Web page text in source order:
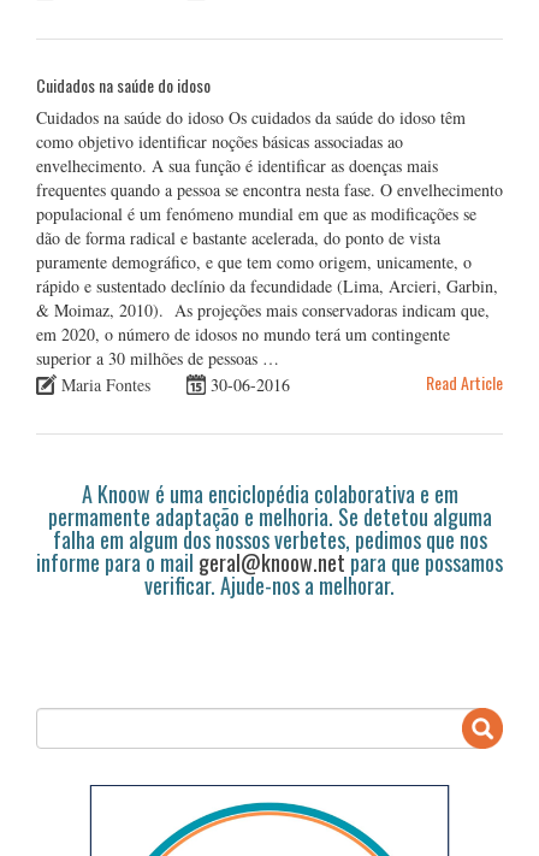
Cuidados na saúde do idoso
Cuidados na saúde do idoso Os cuidados da saúde do idoso têm
como objetivo identificar noções básicas associadas ao
envelhecimento. A sua função é identificar as doenças mais
frequentes quando a pessoa se encontra nesta fase. O envelhecimento
populacional é um fenómeno mundial em que as modificações se
dão de forma radical e bastante acelerada, do ponto de vista
puramente demográfico, e que tem como origem, unicamente, o
rápido e sustentado declínio da fecundidade (Lima, Arcieri, Garbin,
& Moimaz, 2010). As projeções mais conservadoras indicam que,
em 2020, o número de idosos no mundo terá um contingente
superior a 30 milhões de pessoas …
Maria Fontes
30-06-2016 Read Article
A Knoow é uma enciclopédia colaborativa e em
permamente adaptação e melhoria. Se detetou alguma
falha em algum dos nossos verbetes, pedimos que nos
informe para o mail geral@knoow.netpara que possamos
verificar. Ajude-nos a melhorar.